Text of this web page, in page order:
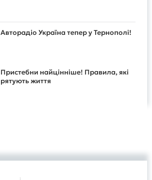
Авторадіо Україна тепер у Тернополі!
Пристебни найцінніше! Правила, які
рятують життя